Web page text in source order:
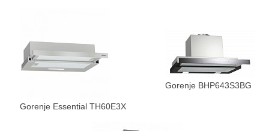
Gorenje Essential TH60E3X
Gorenje BHP643S3BG